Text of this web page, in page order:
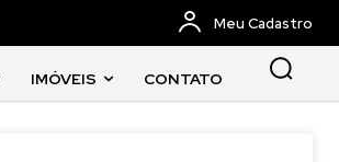
Meu Cadastro
IMÓVEIS CONTATO